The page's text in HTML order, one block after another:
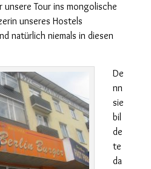
Tour ins mongolische
unseres Hostels
natürlich niemals in diesen
De
nn
sie
bil
de
te
da